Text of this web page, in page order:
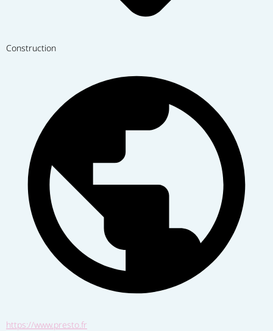
Construction
https://www.presto.fr